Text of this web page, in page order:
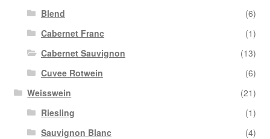
Blend
(6)
Cabernet Franc
(1)
Cabernet Sauvignon
(13)
Cuvee Rotwein
(6)
Weisswein
(21)
Riesling
(1)
Sauvignon Blanc
(4)